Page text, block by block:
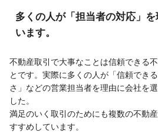
多くの人が「担当者の対応」
います。
不動産取引で大事なことは信頼できる
とです。実際に多くの人が「信頼でき
さ」などの営業担当者を理由に会社を
した。
満足のいく取引のためにも複数の不動
すすめしています。